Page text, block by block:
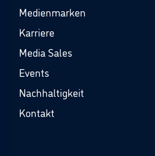
Medienmarken
Karriere
Media Sales
Events
Nachhaltigkeit
Kontakt